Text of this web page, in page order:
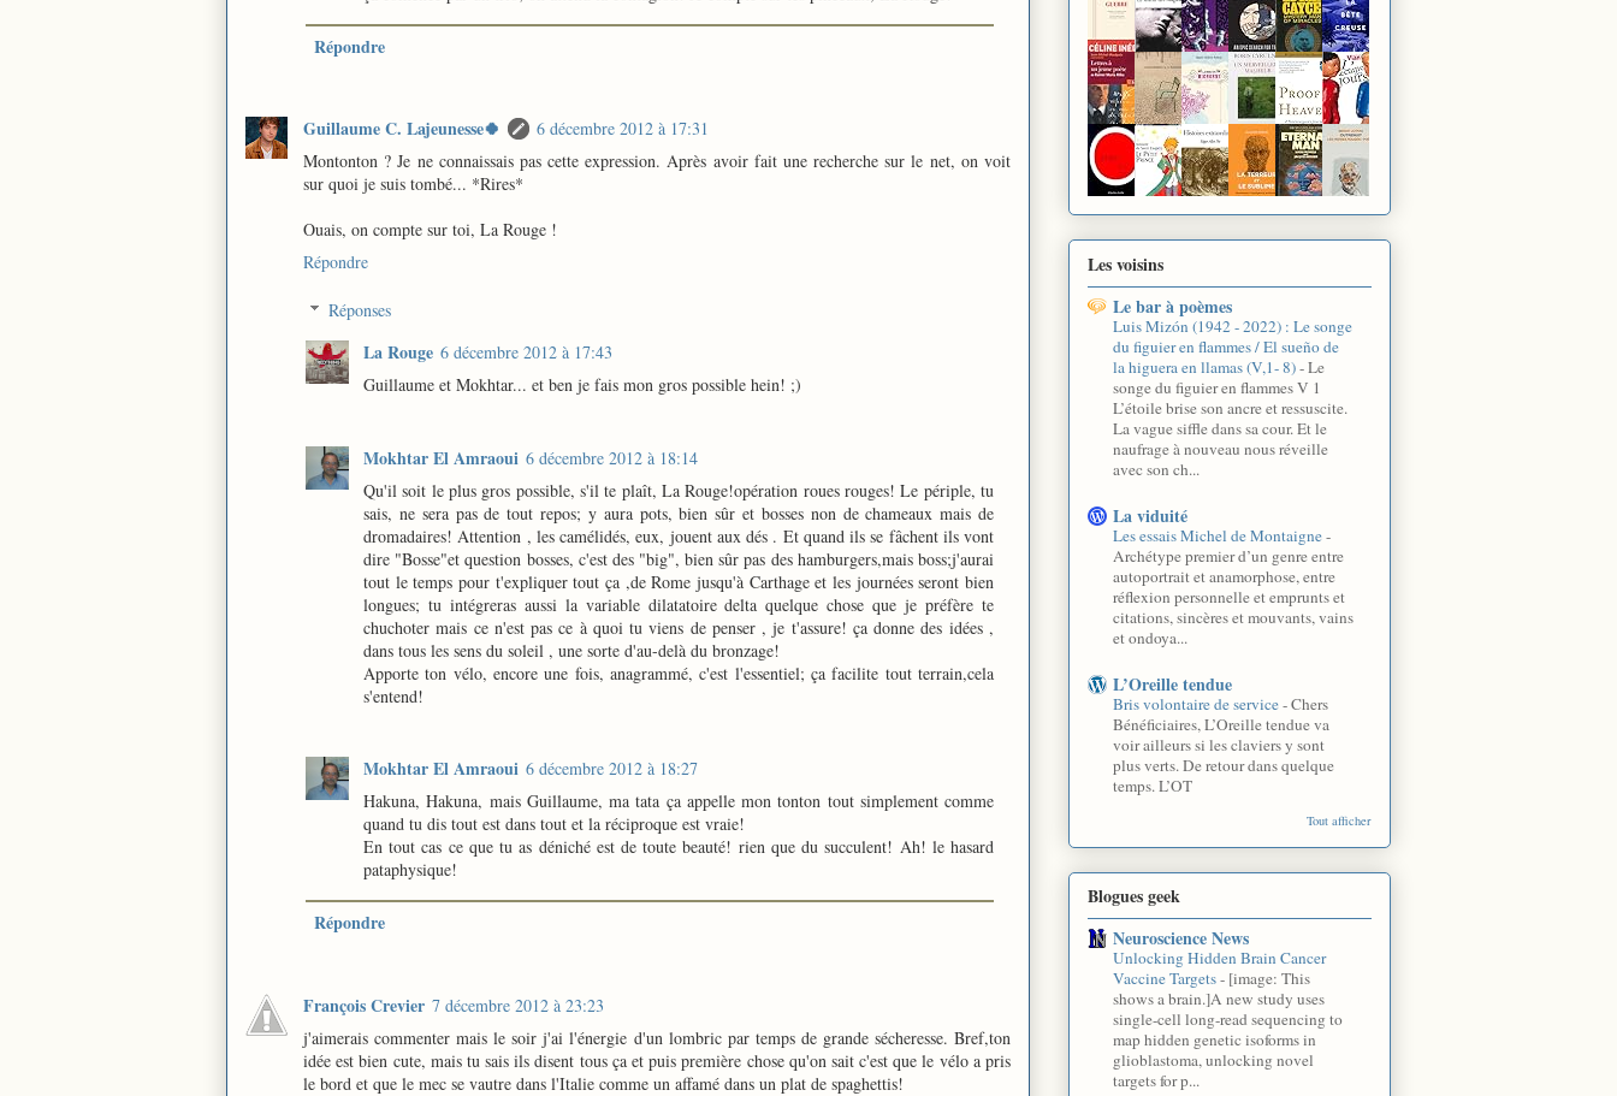
Répondre
Guillaume C. Lajeunesse🍀
6 décembre 2012 à 17:31
Montonton ? Je ne connaissais pas cette expression. Après avoir fait une recherche sur le net, on voit
sur quoi je suis tombé... *Rires*
Ouais, on compte sur toi, La Rouge !
Répondre
Réponses
La Rouge 6 décembre 2012 à 17:43
Guillaume et Mokhtar... et ben je fais mon gros possible hein! ;)
Mokhtar El Amraoui 6 décembre 2012 à 18:14
Qu'il soit le plus gros possible, s'il te plaît, La Rouge!opération roues rouges! Le périple, tu
sais, ne sera pas de tout repos; y aura pots, bien sûr et bosses non de chameaux mais de
dromadaires! Attention , les camélidés, eux, jouent aux dés . Et quand ils se fâchent ils vont
dire "Bosse"et question bosses, c'est des "big", bien sûr pas des hamburgers,mais boss;j'aurai
tout le temps pour t'expliquer tout ça ,de Rome jusqu'à Carthage et les journées seront bien
longues; tu intégreras aussi la variable dilatatoire delta quelque chose que je préfère te
chuchoter mais ce n'est pas ce à quoi tu viens de penser , je t'assure! ça donne des idées ,
dans tous les sens du soleil , une sorte d'au-delà du bronzage!
Apporte ton vélo, encore une fois, anagrammé, c'est l'essentiel; ça facilite tout terrain,cela
s'entend!
Mokhtar El Amraoui 6 décembre 2012 à 18:27
Hakuna, Hakuna, mais Guillaume, ma tata ça appelle mon tonton tout simplement comme
quand tu dis tout est dans tout et la réciproque est vraie!
En tout cas ce que tu as déniché est de toute beauté! rien que du succulent! Ah! le hasard
pataphysique!
Répondre
François Crevier 7 décembre 2012 à 23:23
j'aimerais commenter mais le soir j'ai l'énergie d'un lombric par temps de grande sécheresse. Bref,ton
idée est bien cute, mais tu sais ils disent tous ça et puis première chose qu'on sait c'est que le vélo a pris
le bord et que le mec se vautre dans l'Italie comme un affamé dans un plat de spaghettis!
Les voisins
Le bar à poèmes
Luis Mizón (1942 - 2022) : Le songe
du figuier en flammes / El sueño de
la higuera en llamas (V,1- 8)-Le
songe du figuier en flammes V 1
L’étoile brise son ancre et ressuscite.
La vague siffle dans sa cour. Et le
naufrage à nouveau nous réveille
avec son ch...
La viduité
Les essais Michel de Montaigne-
Archétype premier d’un genre entre
autoportrait et anamorphose, entre
réflexion personnelle et emprunts et
citations, sincères et mouvants, vains
et ondoya...
L’Oreille tendue
Bris volontaire de service-Chers
Bénéficiaires, L’Oreille tendue va
voir ailleurs si les claviers y sont
plus verts. De retour dans quelque
temps. L’OT
Tout afficher
Blogues geek
Neuroscience News
Unlocking Hidden Brain Cancer
Vaccine Targets- [image: This
shows a brain.]A new study uses
single-cell long-read sequencing to
map hidden genetic isoforms in
glioblastoma, unlocking novel
targets for p...